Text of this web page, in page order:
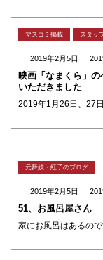
マスコミ掲載 スタッ
2019年2月5日
映画「なまくら」の
いただきました
元舞妓・紅子のブログ
2019年2月5日
51、お風呂屋さん